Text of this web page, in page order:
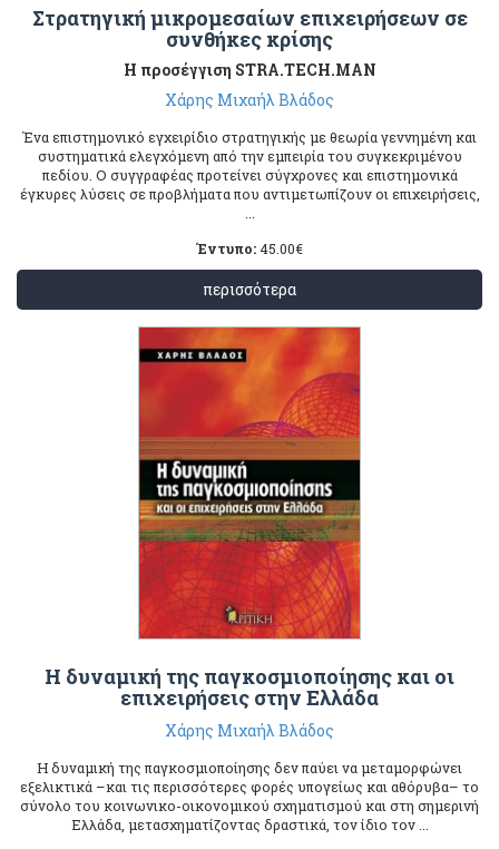
Στρατηγική μικρομεσαίων επιχειρήσεων σε
συνθήκες κρίσης
Η προσέγγιση STRA.TECH.MAN
Χάρης Μιχαήλ Βλάδος
Ένα επιστημονικό εγχειρίδιο στρατηγικής με θεωρία γεννημένη και
συστηματικά ελεγχόμενη από την εμπειρία του συγκεκριμένου
πεδίου. Ο συγγραφέας προτείνει σύγχρονες και επιστημονικά
έγκυρες λύσεις σε προβλήματα που αντιμετωπίζουν οι επιχειρήσεις,
Έντυπο:45.00€
περισσότερα
Η δυναμική της παγκοσμιοποίησης και οι
επιχειρήσεις στην Ελλάδα
Χάρης Μιχαήλ Βλάδος
Η δυναμική της παγκοσμιοποίησης δεν παύει να μεταμορφώνει
εξελικτικά –και τις περισσότερες φορές υπογείως και αθόρυβα– το
σύνολο του κοινωνικο-οικονομικού σχηματισμού και στη σημερινή
Ελλάδα, μετασχηματίζοντας δραστικά, τον ίδιο τον ...